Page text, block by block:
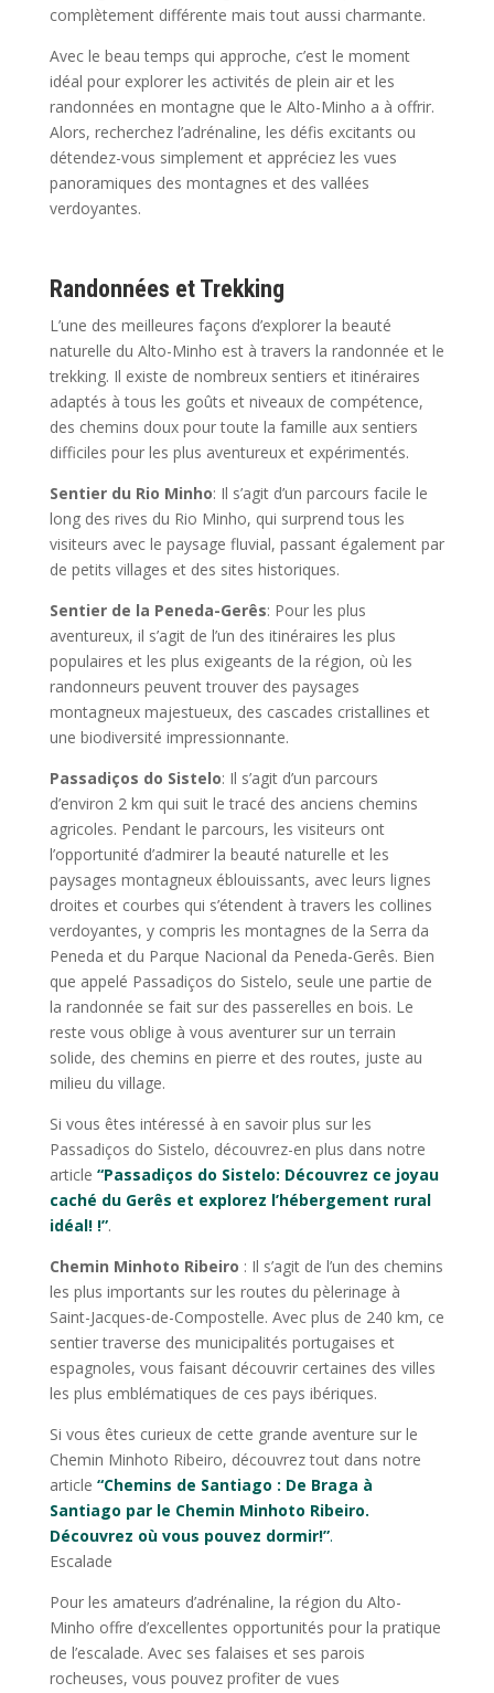
complètement différente mais tout aussi charmante.
Avec le beau temps qui approche, c’est le moment
idéal pour explorer les activités de plein air et les
randonnées en montagne que le Alto-Minho a à offrir.
Alors, recherchez l’adrénaline, les défis excitants ou
détendez-vous simplement et appréciez les vues
panoramiques des montagnes et des vallées
verdoyantes.
Randonnées et Trekking
L’une des meilleures façons d’explorer la beauté
naturelle du Alto-Minho est à travers la randonnée et le
trekking. Il existe de nombreux sentiers et itinéraires
adaptés à tous les goûts et niveaux de compétence,
des chemins doux pour toute la famille aux sentiers
difficiles pour les plus aventureux et expérimentés.
Sentier du Rio Minho: Il s’agit d’un parcours facile le
long des rives du Rio Minho, qui surprend tous les
visiteurs avec le paysage fluvial, passant également par
de petits villages et des sites historiques.
Sentier de la Peneda-Gerês: Pour les plus
aventureux, il s’agit de l’un des itinéraires les plus
populaires et les plus exigeants de la région, où les
randonneurs peuvent trouver des paysages
montagneux majestueux, des cascades cristallines et
une biodiversité impressionnante.
Passadiços do Sistelo: Il s’agit d’un parcours
d’environ 2 km qui suit le tracé des anciens chemins
agricoles. Pendant le parcours, les visiteurs ont
l’opportunité d’admirer la beauté naturelle et les
paysages montagneux éblouissants, avec leurs lignes
droites et courbes qui s’étendent à travers les collines
verdoyantes, y compris les montagnes de la Serra da
Peneda et du Parque Nacional da Peneda-Gerês. Bien
que appelé Passadiços do Sistelo, seule une partie de
la randonnée se fait sur des passerelles en bois. Le
reste vous oblige à vous aventurer sur un terrain
solide, des chemins en pierre et des routes, juste au
milieu du village.
Si vous êtes intéressé à en savoir plus sur les
Passadiços do Sistelo, découvrez-en plus dans notre
article “Passadiços do Sistelo: Découvrez ce joyau
caché du Gerês et explorez l’hébergement rural
idéal! !”.
Chemin Minhoto Ribeiro : Il s’agit de l’un des chemins
les plus importants sur les routes du pèlerinage à
Saint-Jacques-de-Compostelle. Avec plus de 240 km, ce
sentier traverse des municipalités portugaises et
espagnoles, vous faisant découvrir certaines des villes
les plus emblématiques de ces pays ibériques.
Si vous êtes curieux de cette grande aventure sur le
Chemin Minhoto Ribeiro, découvrez tout dans notre
article “Chemins de Santiago : De Braga à
Santiago par le Chemin Minhoto Ribeiro.
Découvrez où vous pouvez dormir!”.
Escalade
Pour les amateurs d’adrénaline, la région du Alto-
Minho offre d’excellentes opportunités pour la pratique
de l’escalade. Avec ses falaises et ses parois
rocheuses, vous pouvez profiter de vues